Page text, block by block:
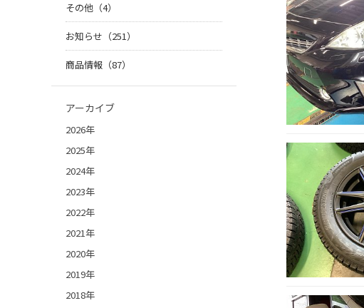
その他（4）
お知らせ（251）
商品情報（87）
アーカイブ
2026年
2025年
2024年
2023年
2022年
2021年
2020年
2019年
2018年